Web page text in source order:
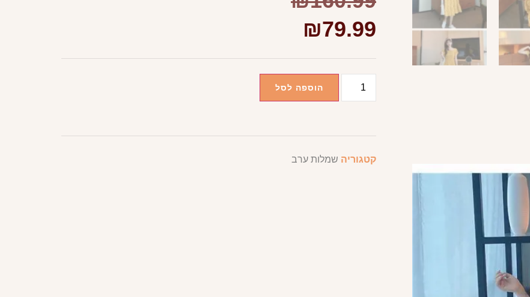
₪79.99
הוספה לסל
קטגוריה שמלות ערב